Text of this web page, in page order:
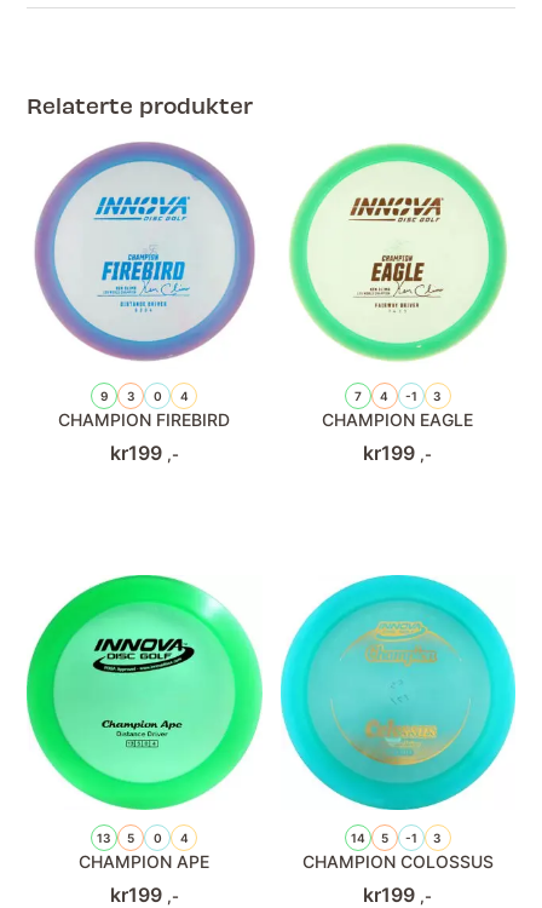
Relaterte produkter
9 3 0 4
CHAMPION FIREBIRD
kr199 ,-
7 4 -1 3
CHAMPION EAGLE
kr199 ,-
13 5 0 4
CHAMPION APE
kr199 ,-
14 5 -1 3
CHAMPION COLOSSUS
kr199 ,-